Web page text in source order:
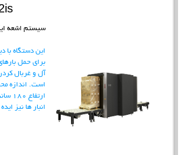
سیستم اشعه
این دستگاه با
برای حمل
آل و غربال
انبار ها نیز